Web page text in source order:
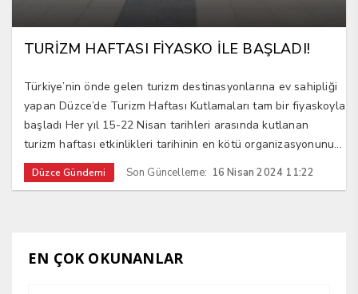
TURİZM HAFTASI FİYASKO İLE BAŞLADI!
Türkiye’nin önde gelen turizm destinasyonlarına ev sahipliği
yapan Düzce’de Turizm Haftası Kutlamaları tam bir fiyaskoyla
başladı Her yıl 15-22 Nisan tarihleri arasında kutlanan
turizm haftası etkinlikleri tarihinin en kötü organizasyonunu...
Düzce Gündemi Son Güncelleme: 16 Nisan 2024 11:22
EN ÇOK OKUNANLAR